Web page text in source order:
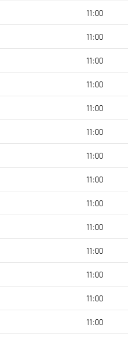
11:00
11:00
11:00
11:00
11:00
11:00
11:00
11:00
11:00
11:00
11:00
11:00
11:00
11:00